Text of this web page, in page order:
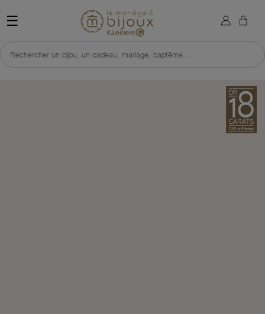
☰ Retour à l'accueil du site
Rechercher un bijou, un cadeau, mariage, baptême...
×